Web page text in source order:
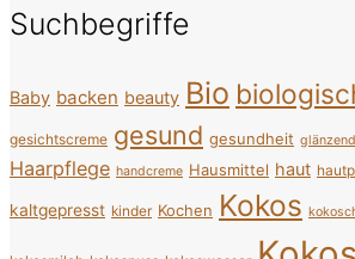
Suchbegriffe
Baby backen beauty Bio
gesichtscreme gesund gesundheit
Haarpflege handcreme Hausmittel haut
kaltgepresst kinder Kochen Kokos